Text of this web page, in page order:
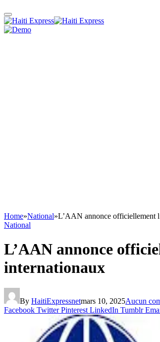
Home»National»L’AAN annonce officiellement
National
L’AAN annonce
internationaux
By HaitiExpressnetmars 10, 2025Aucun
Facebook Twitter Pinterest LinkedIn Tumblr